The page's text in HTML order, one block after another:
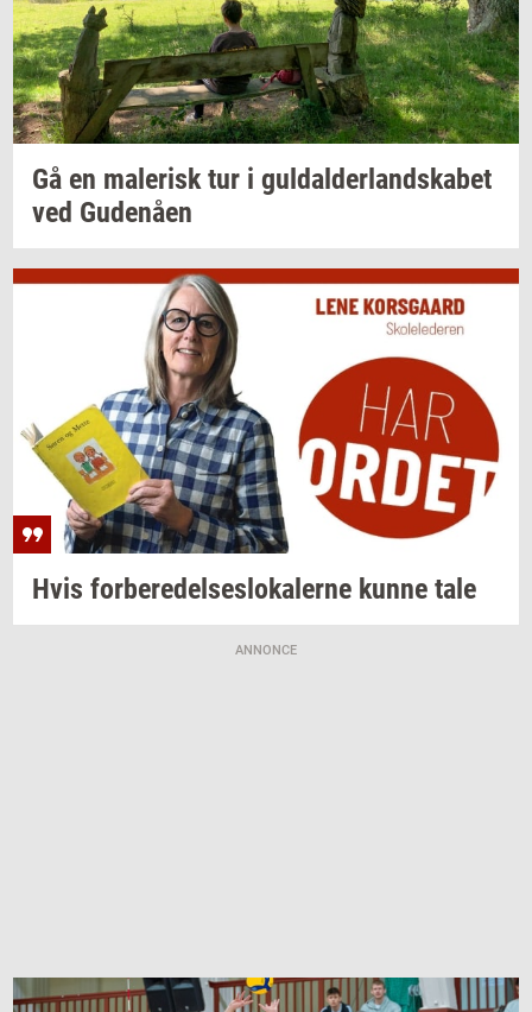
Gå en ma­le­risktur i gul­dal­der­land­ska­bet
ved Gu­denå­en
Hvis for­be­re­del­ses­lo­ka­ler­ne kunne tale
ANNONCE